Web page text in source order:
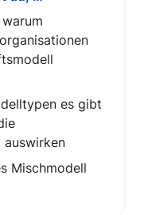
es gibt
auswirken
Mischmodell